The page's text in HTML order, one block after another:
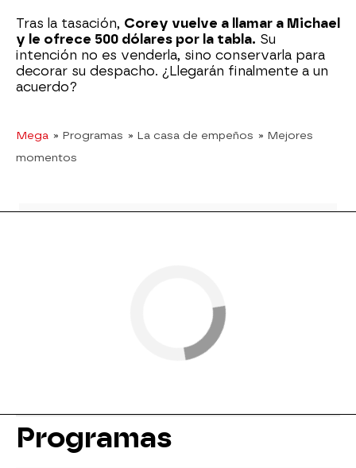
Tras la tasación, Corey vuelve a llamar a Michael
y le ofrece 500 dólares por la tabla. Su
intención no es venderla, sino conservarla para
decorar su despacho. ¿Llegarán finalmente a un
acuerdo?
Mega » Programas » La casa de empeños » Mejores
momentos
Programas